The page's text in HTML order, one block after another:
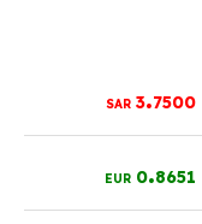
3.7500
SAR
0.8651
EUR